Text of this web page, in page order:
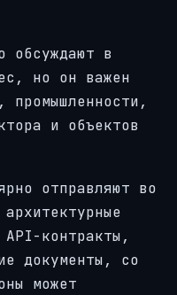
обсуждают в
но он важен
промышленности,
и объектов
отправляют во
контракты,
документы, со
может